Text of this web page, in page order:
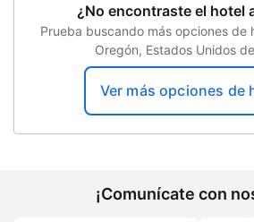
Gimnasio accesible para
Sala de TV
Piscina accesible para
Zona de pícnic
¿No encontraste el hotel
Prueba buscando más opciones de
Oregón, Estados Unidos
Ver más opciones de
¡Comunícate con